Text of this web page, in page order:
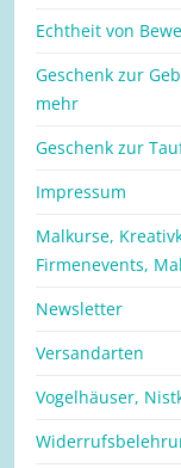
Echtheit von
Geschenk zur
mehr
Geschenk zur
Impressum
Malkurse,
Firmenevents,
Newsletter
Versandarten
Vogelhäuser,